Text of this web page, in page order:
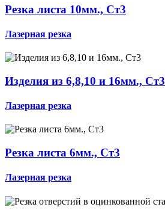
Резка листа 10мм., Ст3
Лазерная резка
Изделия из 6,8,10 и 16мм., Ст3
Лазерная резка
Резка листа 6мм., Ст3
Лазерная резка